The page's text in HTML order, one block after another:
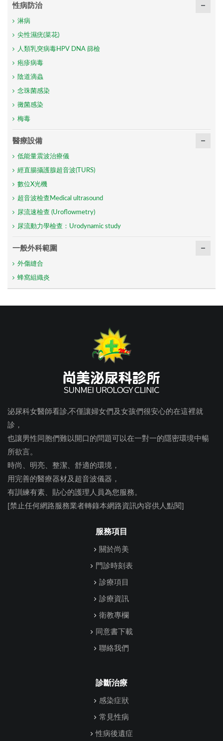
性病防治
淋病
尖性濕疣(菜花)
人類乳突病毒HPV DNA 篩檢
疱疹病毒
陰道滴蟲
念珠菌感染
黴菌感染
梅毒
醫療設備
低能量震波治療儀
經直腸攝護腺超音波(TURS)
數位X光機
超音波檢查Medical ultrasound
尿流速檢查 (Uroflowmetry)
尿流動力學檢查：Urodynamic study
一般外科範圍
外傷縫合
蜂窩組織炎
泌尿科女醫師看診,不僅讓婦女們及女孩們很安心的在這裡就
診，
也讓男性同胞們難以開口的問題可以在一對一的隱密環境中暢
所欲言。
時尚、明亮、整潔、舒適的環境，
用完善的醫療器材及超音波儀器，
有訓練有素、貼心的護理人員為您服務。
[禁止任何網路服務業者轉錄本網路資訊內容供人點閱]
服務項目
關於尚美
門診時刻表
診療項目
診療資訊
衛教專欄
同意書下載
聯絡我們
診斷治療
感染症狀
常見性病
性病後遺症